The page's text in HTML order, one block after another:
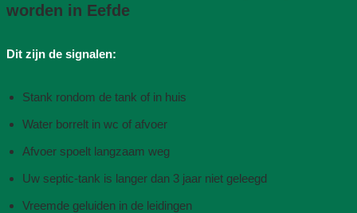
worden in Eefde
Dit zijn de signalen:
Stank rondom de tank of in huis
Water borrelt in wc of afvoer
Afvoer spoelt langzaam weg
Uw septic-tank is langer dan 3 jaar niet geleegd
Vreemde geluiden in de leidingen